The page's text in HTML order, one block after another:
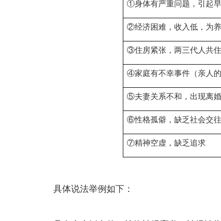
①身体有严重问题，引起
②经济困难，收入低，为
③住房紧张，两三代人共
④家庭有不幸事件（亲人
⑤夫妻关系不和，出现离
⑥性格孤僻，缺乏社会交
⑦精神空虚，缺乏追求
具体说法举例如下：